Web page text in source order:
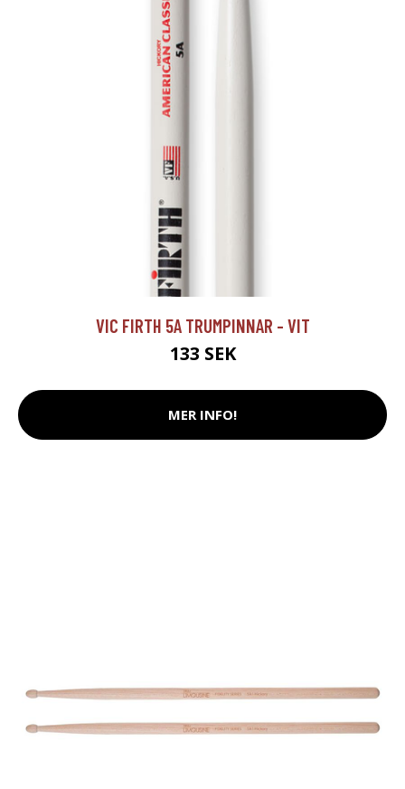
VIC FIRTH 5A TRUMPINNAR - VIT
133 SEK
MER INFO!